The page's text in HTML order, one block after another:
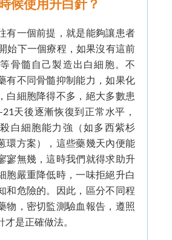
候使用升白針？
有一個前提，就是能夠讓患者
始下一個療程，如果沒有這前
骨髓自己製造出白細胞。不
有不同骨髓抑制能力，如果化
白細胞降得不多，絕大多數患
天後逐漸恢復到正常水平，
白細胞能力強（如多西紫杉
環方案），這些藥幾天內便能
寥無幾，這時我們就得求助升
胞嚴重降低時，一味拒絕升白
和危險的。因此，區分不同程
物，密切監測驗血報告，遵照
是正確做法。